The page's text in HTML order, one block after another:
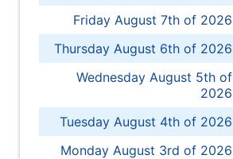
Friday August 7th of 2026
Thursday August 6th of 2026
Wednesday August 5th of
2026
Tuesday August 4th of 2026
Monday August 3rd of 2026